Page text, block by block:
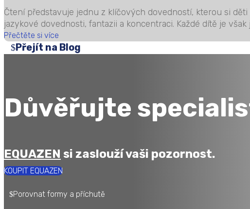
Čtení představuje jednu z klíčových dovedností, kterou si
jazykové dovednosti, fantazii a koncentraci. Každé dítě je
Přečtěte si více
Přejít na Blog
Důvěřujte
EQUAZEN si zaslouží vaši pozornost.
KOUPIT EQUAZEN
Porovnat formy a příchutě